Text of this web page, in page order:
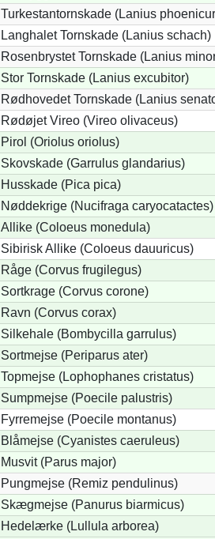
Turkestantornskade (Lanius
Langhalet Tornskade (Lanius schach)
Rosenbrystet Tornskade (Lanius
Stor Tornskade (Lanius excubitor)
Rødhovedet Tornskade (Lanius
Rødøjet Vireo (Vireo olivaceus)
Pirol (Oriolus oriolus)
Skovskade (Garrulus glandarius)
Husskade (Pica pica)
Nøddekrige (Nucifraga caryocatactes)
Allike (Coloeus monedula)
Sibirisk Allike (Coloeus dauuricus)
Råge (Corvus frugilegus)
Sortkrage (Corvus corone)
Ravn (Corvus corax)
Silkehale (Bombycilla garrulus)
Sortmejse (Periparus ater)
Topmejse (Lophophanes cristatus)
Sumpmejse (Poecile palustris)
Fyrremejse (Poecile montanus)
Blåmejse (Cyanistes caeruleus)
Musvit (Parus major)
Pungmejse (Remiz pendulinus)
Skægmejse (Panurus biarmicus)
Hedelærke (Lullula arborea)